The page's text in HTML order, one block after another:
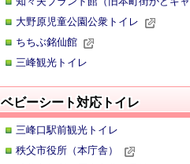
大野原児童公園公衆トイレ
ちちぶ銘仙館
三峰観光トイレ
ベビーシート対応トイレ
三峰口駅前観光トイレ
秩父市役所（本庁舎）